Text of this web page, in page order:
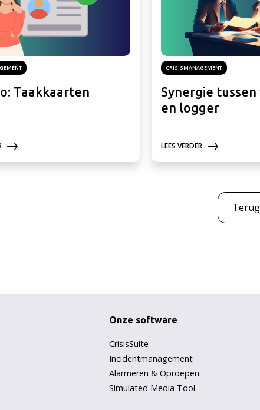
Taakkaarten
CRISISMANAGEMENT
Synergie
en logger
LEES VERDER
Terug
Onze software
CrisisSuite
Incidentmanagement
Alarmeren & Oproepen
Simulated Media Tool